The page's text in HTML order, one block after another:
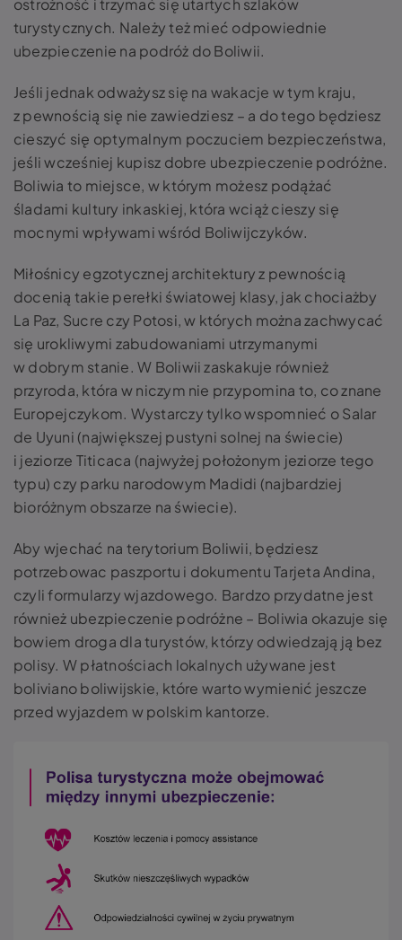
ostrożność i trzymać się utartych szlaków
turystycznych. Należy też mieć odpowiednie
ubezpieczenie na podróż do Boliwii.
Jeśli jednak odważysz się na wakacje w tym kraju,
z pewnością się nie zawiedziesz – a do tego będziesz
cieszyć się optymalnym poczuciem bezpieczeństwa,
jeśli wcześniej kupisz dobre ubezpieczenie podróżne.
Boliwia to miejsce, w którym możesz podążać
śladami kultury inkaskiej, która wciąż cieszy się
mocnymi wpływami wśród Boliwijczyków.
Miłośnicy egzotycznej architektury z pewnością
docenią takie perełki światowej klasy, jak chociażby
La Paz, Sucre czy Potosi, w których można zachwycać
się urokliwymi zabudowaniami utrzymanymi
w dobrym stanie. W Boliwii zaskakuje również
przyroda, która w niczym nie przypomina to, co znane
Europejczykom. Wystarczy tylko wspomnieć o Salar
de Uyuni (największej pustyni solnej na świecie)
i jeziorze Titicaca (najwyżej położonym jeziorze tego
typu) czy parku narodowym Madidi (najbardziej
bioróżnym obszarze na świecie).
Aby wjechać na terytorium Boliwii, będziesz
potrzebowac paszportu i dokumentu Tarjeta Andina,
czyli formularzy wjazdowego. Bardzo przydatne jest
również ubezpieczenie podróżne – Boliwia okazuje się
bowiem droga dla turystów, którzy odwiedzają ją bez
polisy. W płatnościach lokalnych używane jest
boliviano boliwijskie, które warto wymienić jeszcze
przed wyjazdem w polskim kantorze.